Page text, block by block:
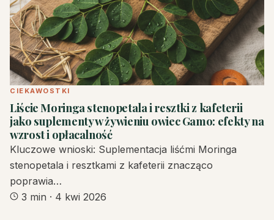
CIEKAWOSTKI
Liście Moringa stenopetala i resztki z kafeterii
jako suplementy w żywieniu owiec Gamo: efekty na
wzrost i opłacalność
Kluczowe wnioski: Suplementacja liśćmi Moringa
stenopetala i resztkami z kafeterii znacząco
poprawia…
3 min · 4 kwi 2026